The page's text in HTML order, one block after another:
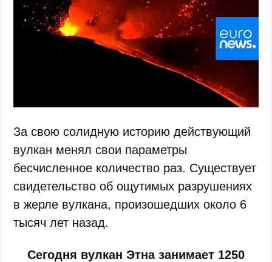
За свою солидную историю действующий
вулкан менял свои параметры
бесчисленное количество раз. Существует
свидетельство об ощутимых разрушениях
в жерле вулкана, произошедших около 6
тысяч лет назад.
Сегодня вулкан Этна занимает 1250